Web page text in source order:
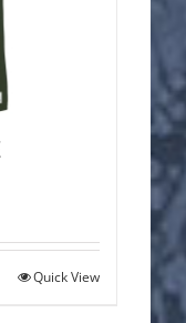
Quick View